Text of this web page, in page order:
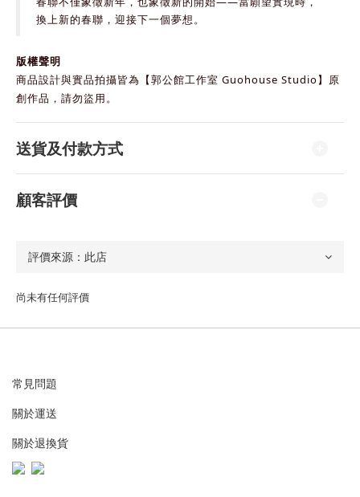
換上新的春聯，迎接下一個夢想。
版權聲明
商品設計與實品拍攝皆為【郭公館工作室 Guohouse Studio】原
創作品，請勿盜用。
送貨及付款方式
顧客評價
尚未有任何評價
常見問題
關於運送
關於退換貨